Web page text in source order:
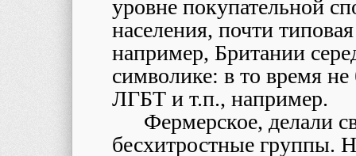
уровне покупательной
населения, почти
например, Британии
символике: в то время
ЛГБТ и т.п., например.
Фермерское, делали
бесхитростные группы.